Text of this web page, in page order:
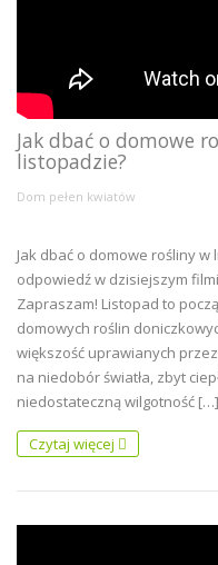
Jak dbać o domowe
listopadzie?
Dom pełen kwiatów
Jak dbać o domowe rośliny
odpowiedź w dzisiejszym
Zapraszam! Listopad to
domowych roślin
większość uprawianych
na niedobór światła, zbyt
niedostateczną wilgotność […]
Czytaj więcej